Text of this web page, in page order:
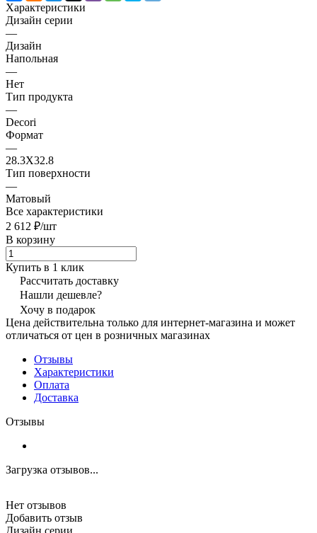
Характеристики
Дизайн серии
—
Дизайн
Напольная
—
Нет
Тип продукта
—
Decori
Формат
—
28.3X32.8
Тип поверхности
—
Матовый
Все характеристики
2 612 ₽/шт
В корзину
Купить в 1 клик
Рассчитать доставку
Нашли дешевле?
Хочу в подарок
Цена действительна только для интернет-магазина и может
отличаться от цен в розничных магазинах
Отзывы
Характеристики
Оплата
Доставка
Отзывы
Загрузка отзывов...
Нет отзывов
Добавить отзыв
Дизайн серии